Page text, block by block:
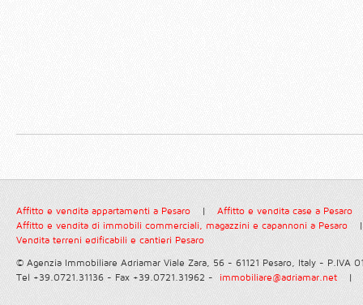
Affitto e vendita appartamenti a Pesaro |
Affitto e vendita case a Pesaro
Affitto e vendita di immobili commerciali, magazzini e capannoni a Pesaro
|
Vendita terreni edificabili e cantieri Pesaro
© Agenzia Immobiliare Adriamar Viale Zara, 56 - 61121 Pesaro, Italy - P.IVA
Tel +39.0721.31136 - Fax +39.0721.31962 - immobiliare@adriamar.net |